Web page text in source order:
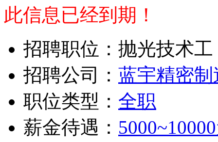
此信息已经到期！
招聘职位：抛光技术工
招聘公司： 蓝宇精密
职位类型： 全职
薪金待遇：